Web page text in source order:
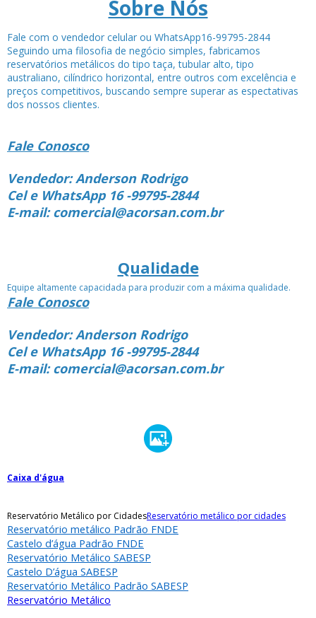
Sobre Nós
Fale com o vendedor celular ou WhatsApp16-99795-2844
Seguindo uma filosofia de negócio simples, fabricamos
reservatórios metálicos do tipo taça, tubular alto, tipo
australiano, cilíndrico horizontal, entre outros com excelência e
preços competitivos, buscando sempre superar as espectativas
dos nossos clientes.
Fale Conosco
Vendedor: Anderson Rodrigo
Cel e WhatsApp 16 -99795-2844
E-mail: comercial@acorsan.com.br
Qualidade
Equipe altamente capacidada para produzir com a máxima qualidade.
Fale Conosco
Vendedor: Anderson Rodrigo
Cel e WhatsApp 16 -99795-2844
E-mail: comercial@acorsan.com.br
Caixa d'água
Reservatório Metálico por CidadesReservatório metálico por cidades
Reservatório metálico Padrão FNDE
Castelo d’água Padrão FNDE
Reservatório Metálico SABESP
Castelo D’água SABESP
Reservatório Metálico Padrão SABESP
Reservatório Metálico